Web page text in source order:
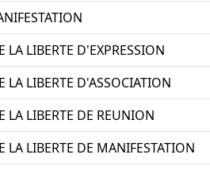
LA LIBERTE D'EXPRESSION
LA LIBERTE D'ASSOCIATION
LA LIBERTE DE REUNION
LA LIBERTE DE MANIFESTATION